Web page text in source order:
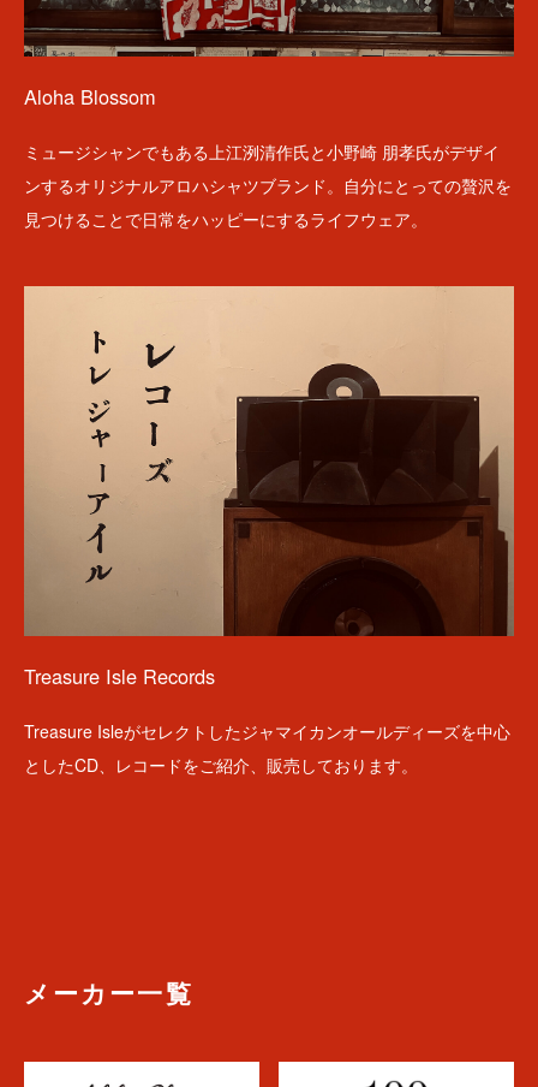
Aloha Blossom
ミュージシャンでもある上江洌清作氏と小野崎 朋孝氏がデザイ
ンするオリジナルアロハシャツブランド。自分にとっての贅沢を
見つけることで日常をハッピーにするライフウェア。
Treasure Isle Records
Treasure Isleがセレクトしたジャマイカンオールディーズを中心
としたCD、レコードをご紹介、販売しております。
メーカー一覧